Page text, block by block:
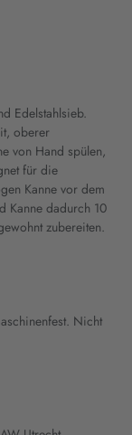
Edelstahlsieb.
oberer
von Hand spülen,
für die
Kanne vor dem
Kanne dadurch 10
zubereiten.
Nicht